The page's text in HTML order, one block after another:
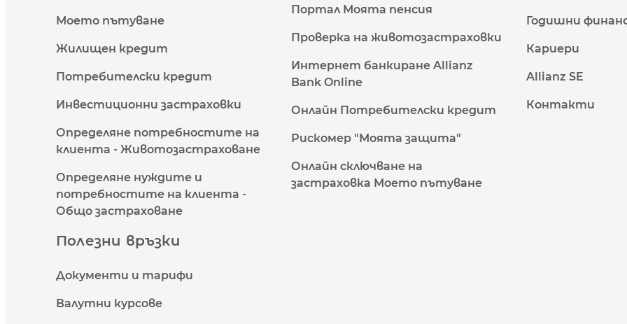
Моето пътуване
Жилищен кредит
Потребителски кредит
Инвестиционни застраховки
Определяне потребностите на
клиента - Животозастраховане
Определяне нуждите и
потребностите на клиента -
Общо застраховане
Портал Моята пенсия
Проверка на животозастраховки
Интернет банкиране Allianz
Bank Online
Онлайн Потребителски кредит
Рискомер "Моята защита"
Онлайн сключване на
застраховка Моето пътуване
Годишни
Кариери
Allianz SE
Контакти
Полезни връзки
Документи и тарифи
Валутни курсове